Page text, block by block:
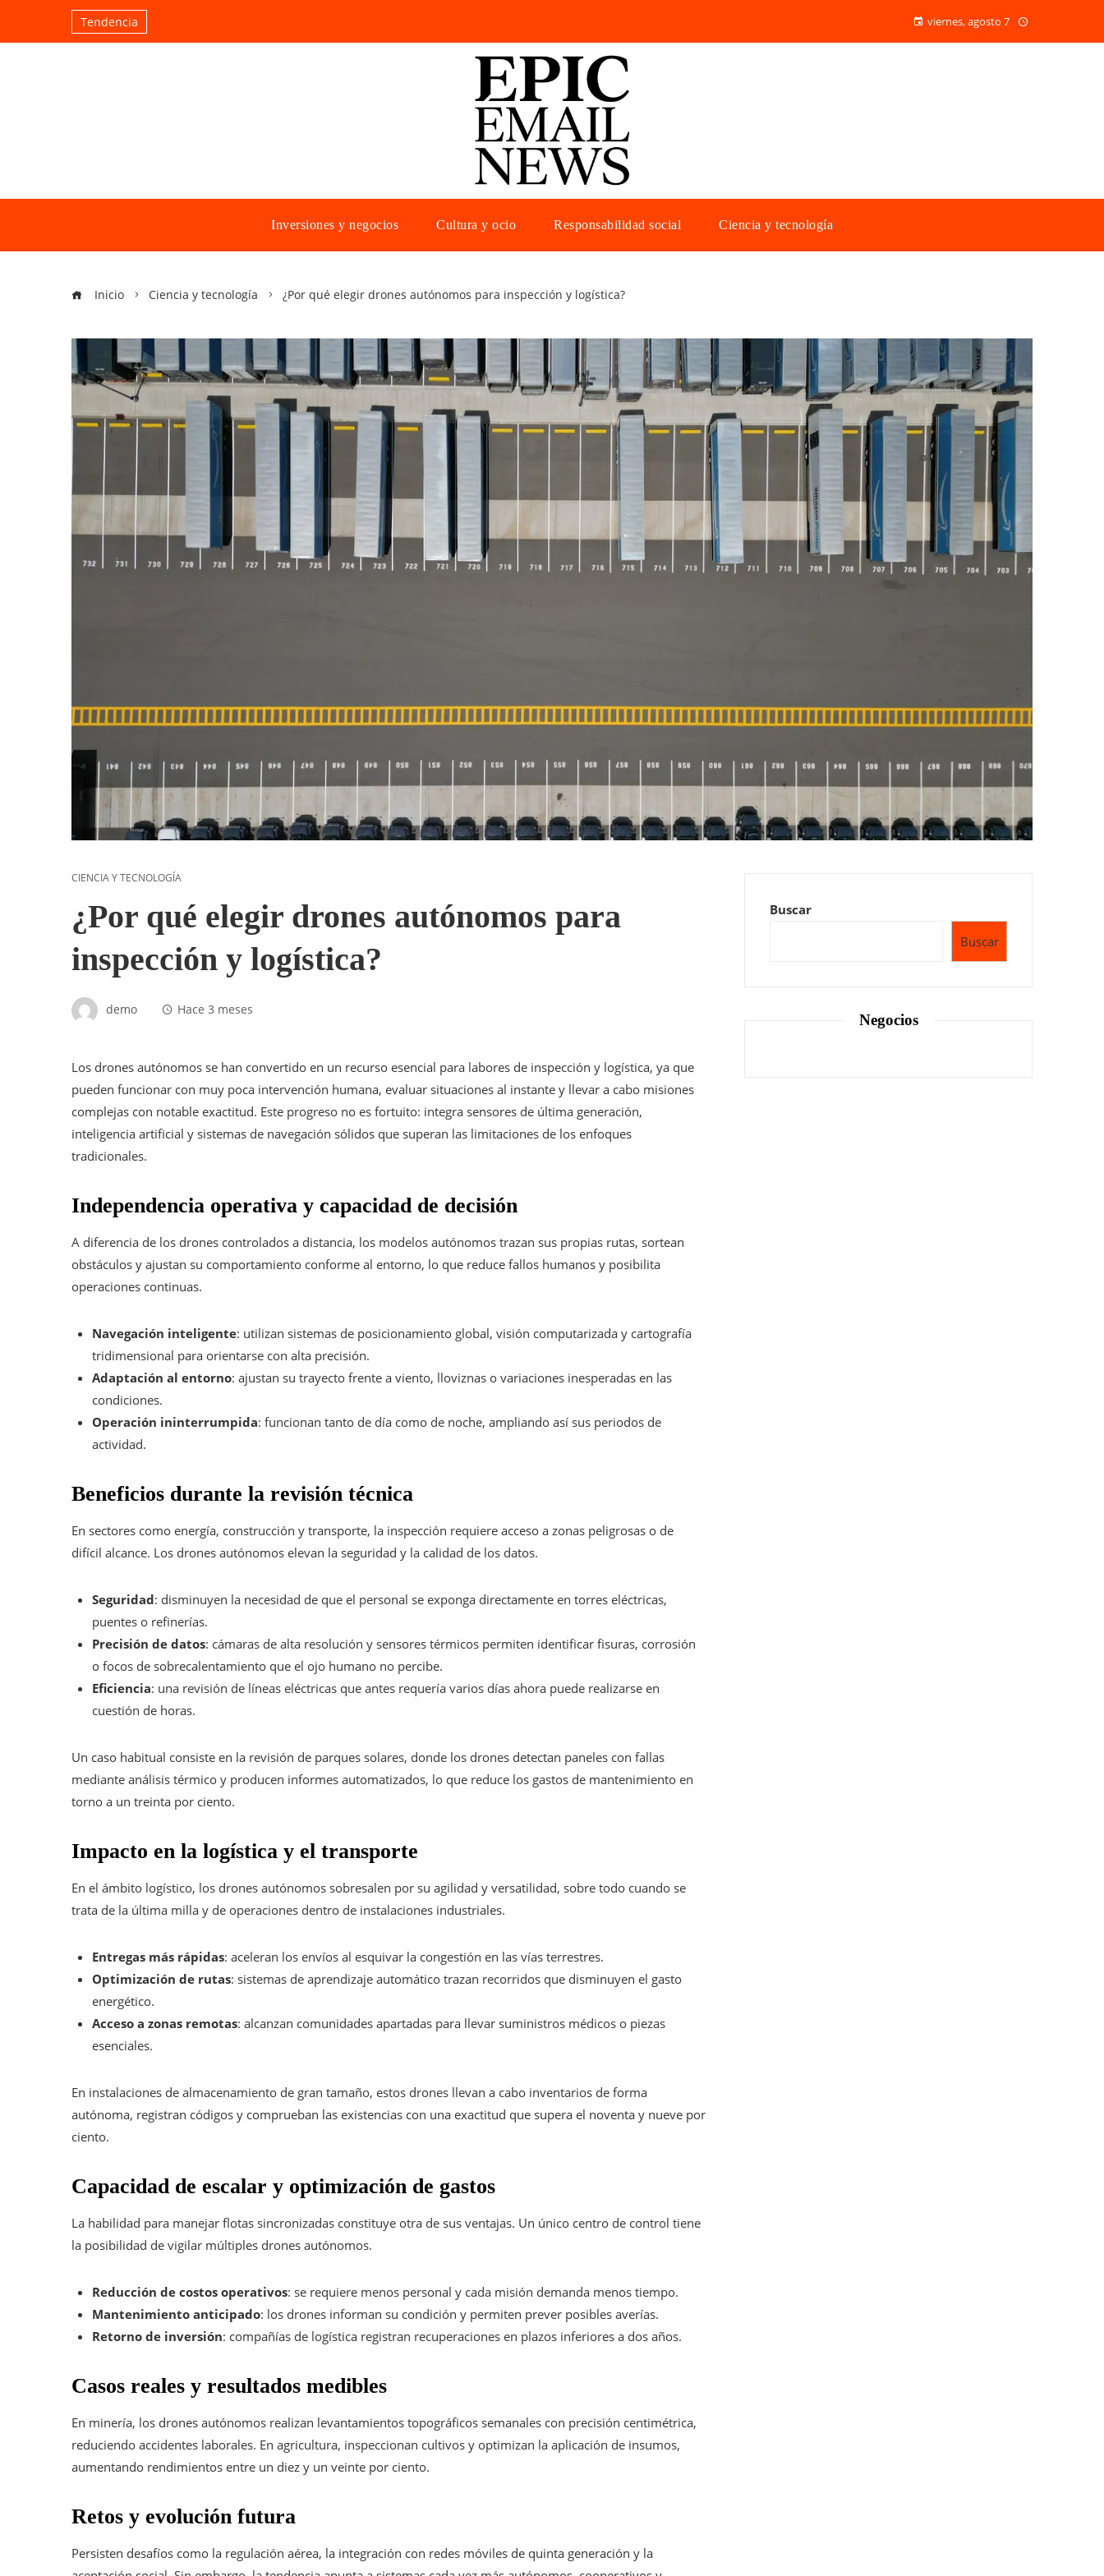
Tendencia viernes, agosto 7
Inversiones y negocios Cultura y ocio Responsabilidad social Ciencia y tecnología
Inicio Ciencia y tecnología ¿Por qué elegir drones autónomos para inspección y logística?
CIENCIA Y TECNOLOGÍA
¿Por qué elegir drones autónomos para
inspección y logística?
demo Hace 3 meses
Los drones autónomos se han convertido en un recurso esencial para labores de inspección y logística, ya que
pueden funcionar con muy poca intervención humana, evaluar situaciones al instante y llevar a cabo misiones
complejas con notable exactitud. Este progreso no es fortuito: integra sensores de última generación,
inteligencia artificial y sistemas de navegación sólidos que superan las limitaciones de los enfoques
tradicionales.
Independencia operativa y capacidad de decisión
A diferencia de los drones controlados a distancia, los modelos autónomos trazan sus propias rutas, sortean
obstáculos y ajustan su comportamiento conforme al entorno, lo que reduce fallos humanos y posibilita
operaciones continuas.
Navegación inteligente: utilizan sistemas de posicionamiento global, visión computarizada y cartografía
tridimensional para orientarse con alta precisión.
Adaptación al entorno: ajustan su trayecto frente a viento, lloviznas o variaciones inesperadas en las
condiciones.
Operación ininterrumpida: funcionan tanto de día como de noche, ampliando así sus periodos de
actividad.
Beneficios durante la revisión técnica
En sectores como energía, construcción y transporte, la inspección requiere acceso a zonas peligrosas o de
difícil alcance. Los drones autónomos elevan la seguridad y la calidad de los datos.
Seguridad: disminuyen la necesidad de que el personal se exponga directamente en torres eléctricas,
puentes o refinerías.
Precisión de datos: cámaras de alta resolución y sensores térmicos permiten identificar fisuras, corrosión
o focos de sobrecalentamiento que el ojo humano no percibe.
Eficiencia: una revisión de líneas eléctricas que antes requería varios días ahora puede realizarse en
cuestión de horas.
Un caso habitual consiste en la revisión de parques solares, donde los drones detectan paneles con fallas
mediante análisis térmico y producen informes automatizados, lo que reduce los gastos de mantenimiento en
torno a un treinta por ciento.
Impacto en la logística y el transporte
En el ámbito logístico, los drones autónomos sobresalen por su agilidad y versatilidad, sobre todo cuando se
trata de la última milla y de operaciones dentro de instalaciones industriales.
Entregas más rápidas: aceleran los envíos al esquivar la congestión en las vías terrestres.
Optimización de rutas: sistemas de aprendizaje automático trazan recorridos que disminuyen el gasto
energético.
Acceso a zonas remotas: alcanzan comunidades apartadas para llevar suministros médicos o piezas
esenciales.
En instalaciones de almacenamiento de gran tamaño, estos drones llevan a cabo inventarios de forma
autónoma, registran códigos y comprueban las existencias con una exactitud que supera el noventa y nueve por
ciento.
Capacidad de escalar y optimización de gastos
La habilidad para manejar flotas sincronizadas constituye otra de sus ventajas. Un único centro de control tiene
la posibilidad de vigilar múltiples drones autónomos.
Reducción de costos operativos: se requiere menos personal y cada misión demanda menos tiempo.
Mantenimiento anticipado: los drones informan su condición y permiten prever posibles averías.
Retorno de inversión: compañías de logística registran recuperaciones en plazos inferiores a dos años.
Casos reales y resultados medibles
En minería, los drones autónomos realizan levantamientos topográficos semanales con precisión centimétrica,
reduciendo accidentes laborales. En agricultura, inspeccionan cultivos y optimizan la aplicación de insumos,
aumentando rendimientos entre un diez y un veinte por ciento.
Retos y evolución futura
Persisten desafíos como la regulación aérea, la integración con redes móviles de quinta generación y la
Buscar
Buscar
Negocios